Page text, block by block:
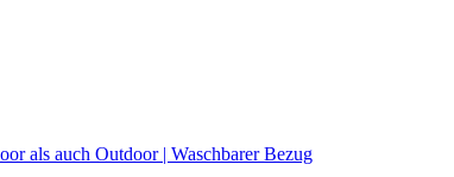
als auch Outdoor | Waschbarer Bezug